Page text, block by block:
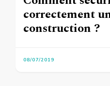
correctement
construction ?
08/07/2019